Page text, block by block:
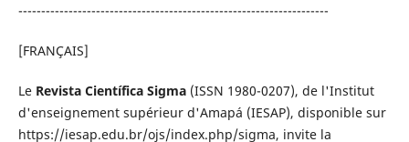
--------------------------------------------------------------------
[FRANÇAIS]
Le Revista Científica Sigma (ISSN 1980-0207), de l'Institut
d'enseignement supérieur d'Amapá (IESAP), disponible sur
https://iesap.edu.br/ojs/index.php/sigma, invite la